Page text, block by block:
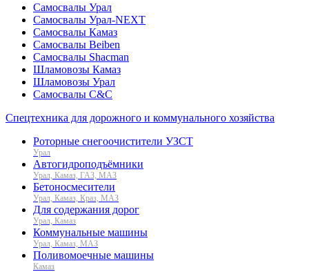
Самосвалы Урал
Самосвалы Урал-NEXT
Самосвалы Камаз
Самосвалы Beiben
Самосвалы Shacman
Шламовозы Камаз
Шламовозы Урал
Самосвалы C&C
Спецтехника для дорожного и коммунального хозяйства
Роторные снегоочистители УЗСТ
Урал
Автогидроподъёмники
Урал, Камаз, ГАЗ, МАЗ
Бетоносмесители
Урал, Камаз, Краз, МАЗ
Для содержания дорог
Урал, Камаз
Коммунальные машины
Урал, Камаз, МАЗ
Поливомоечные машины
Камаз